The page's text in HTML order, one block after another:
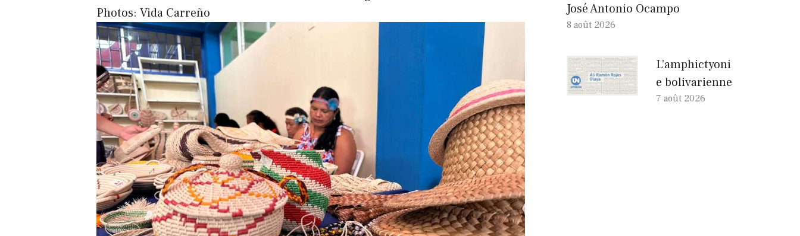
Photos: Vida Carreño
José Antonio Ocampo
8 août 2026
L’amphictyoni
e bolivarienne
7 août 2026